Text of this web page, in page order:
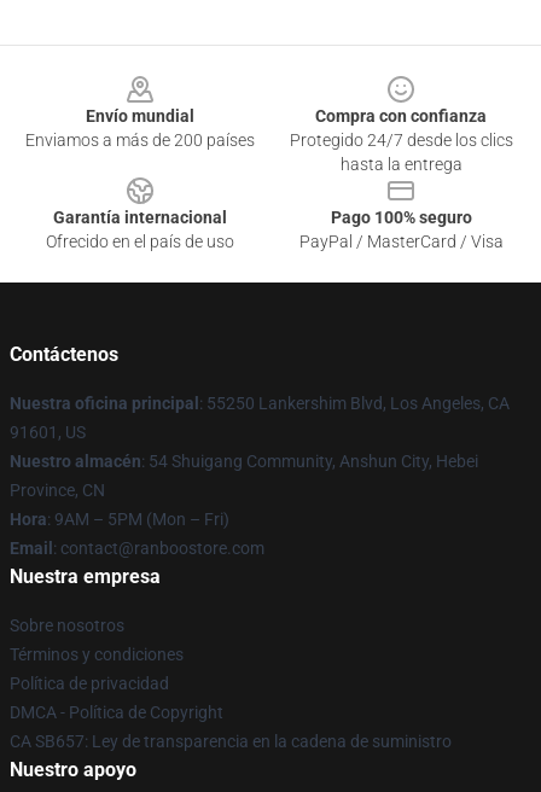
Envío mundial
Enviamos a más de 200 países
Compra con confianza
Protegido 24/7 desde los clics
hasta la entrega
Garantía internacional
Ofrecido en el país de uso
Pago 100% seguro
PayPal / MasterCard / Visa
Contáctenos
Nuestra oficina principal : 55250 Lankershim Blvd, Los Angeles, CA
91601, US
Nuestro almacén: 54 Shuigang Community, Anshun City, Hebei
Province, CN
Hora: 9AM – 5PM (Mon – Fri)
Email : contact@ranboostore.com
Nuestra empresa
Sobre nosotros
Términos y condiciones
Política de privacidad
DMCA - Política de Copyright
CA SB657: Ley de transparencia en la cadena de suministro
Nuestro apoyo